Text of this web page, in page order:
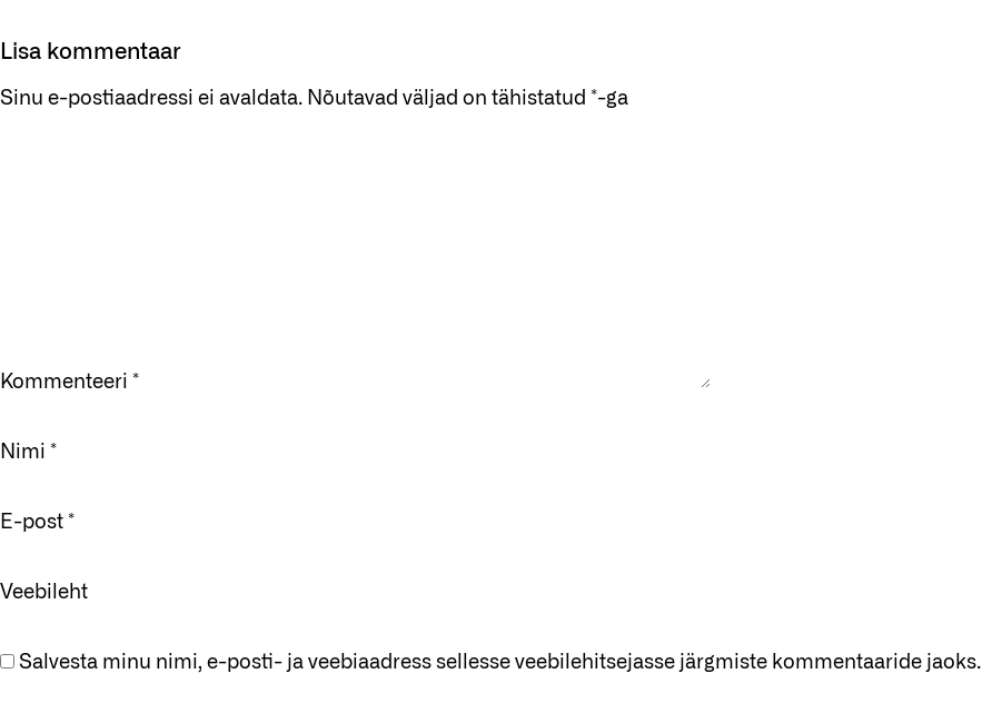
Lisa kommentaar
Sinu e-postiaadressi ei avaldata. Nõutavad väljad on tähistatud *-ga
Kommenteeri *
Nimi *
E-post *
Veebileht
Salvesta minu nimi, e-posti- ja veebiaadress sellesse veebilehitsejasse järgmiste kommentaaride jaoks.